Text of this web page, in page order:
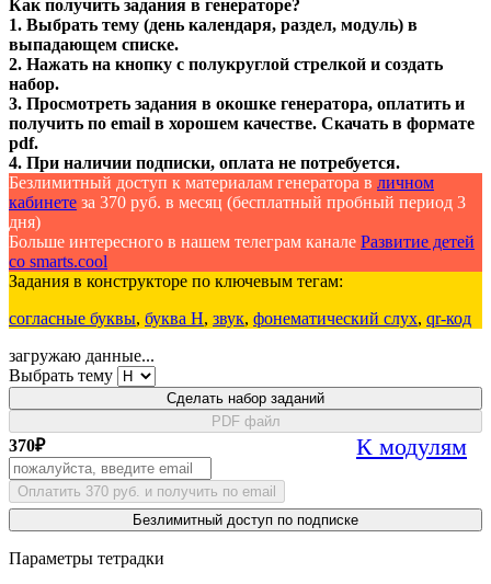
Как получить задания в генераторе?
1. Выбрать тему (день календаря, раздел, модуль) в
выпадающем списке.
2. Нажать на кнопку с полукруглой стрелкой и создать
набор.
3. Просмотреть задания в окошке генератора, оплатить и
получить по email в хорошем качестве. Скачать в формате
pdf.
4. При наличии подписки, оплата не потребуется.
Безлимитный доступ к материалам генератора в личном
кабинете за 370 руб. в месяц (бесплатный пробный период 3
дня)
Больше интересного в нашем телеграм канале Развитие детей
со smarts.cool
Задания в конструкторе по ключевым тегам:
согласные буквы, буква Н, звук, фонематический слух, qr-код
загружаю данные...
Выбрать тему
Сделать набор заданий
PDF файл
370₽ К модулям
Оплатить 370 руб. и получить по email
Безлимитный доступ по подписке
Параметры тетрадки